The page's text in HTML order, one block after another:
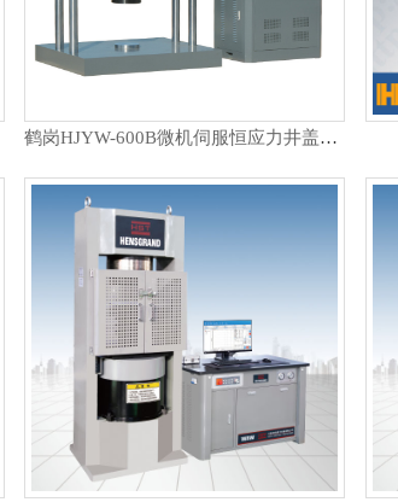
鹤岗HJYW-600B微机伺服恒应力井盖压力试验机